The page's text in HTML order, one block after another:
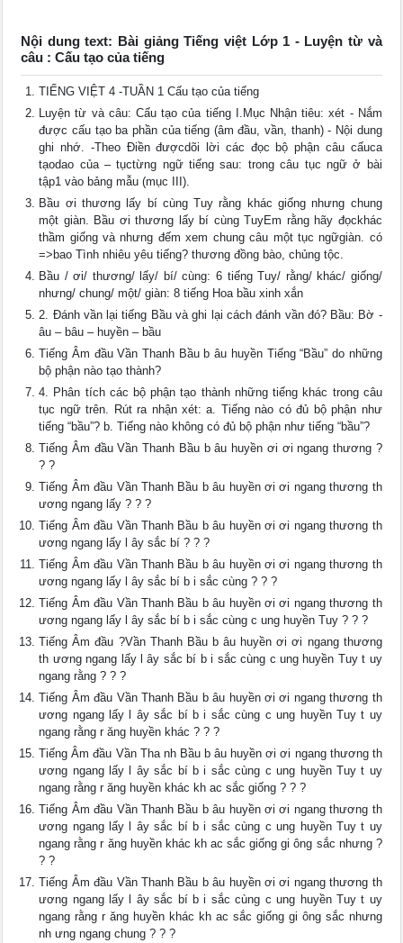
Nội dung text: Bài giảng Tiếng việt Lớp 1 - Luyện từ và
câu : Cấu tạo của tiếng
TIẾNG VIỆT 4 -TUẦN 1 Cấu tạo của tiếng
Luyện từ và câu: Cấu tạo của tiếng I.Mục Nhận tiêu: xét - Nắm
được cấu tạo ba phần của tiếng (âm đầu, vần, thanh) - Nội dung
ghi nhớ. -Theo Điền đượcdõi lời các đọc bộ phận câu cấuca
tạodao của – tụctừng ngữ tiếng sau: trong câu tục ngữ ở bài
tập1 vào bảng mẫu (mục III).
Bầu ơi thương lấy bí cùng Tuy rằng khác giống nhưng chung
một giàn. Bầu ơi thương lấy bí cùng TuyEm rằng hãy đọckhác
thầm giống và nhưng đếm xem chung câu một tục ngữgiàn. có
=>bao Tình nhiêu yêu tiếng? thương đồng bào, chủng tộc.
Bầu / ơi/ thương/ lấy/ bí/ cùng: 6 tiếng Tuy/ rằng/ khác/ giống/
nhưng/ chung/ một/ giàn: 8 tiếng Hoa bầu xinh xắn
2. Đánh vần lại tiếng Bầu và ghi lại cách đánh vần đó? Bầu: Bờ -
âu – bâu – huyền – bầu
Tiếng Âm đầu Vần Thanh Bầu b âu huyền Tiếng “Bầu” do những
bộ phận nào tạo thành?
4. Phân tích các bộ phận tạo thành những tiếng khác trong câu
tục ngữ trên. Rút ra nhận xét: a. Tiếng nào có đủ bộ phận như
tiếng “bầu”? b. Tiếng nào không có đủ bộ phận như tiếng “bầu”?
Tiếng Âm đầu Vần Thanh Bầu b âu huyền ơi ơi ngang thương ?
? ?
Tiếng Âm đầu Vần Thanh Bầu b âu huyền ơi ơi ngang thương th
ương ngang lấy ? ? ?
Tiếng Âm đầu Vần Thanh Bầu b âu huyền ơi ơi ngang thương th
ương ngang lấy l ây sắc bí ? ? ?
Tiếng Âm đầu Vần Thanh Bầu b âu huyền ơi ơi ngang thương th
ương ngang lấy l ây sắc bí b i sắc cùng ? ? ?
Tiếng Âm đầu Vần Thanh Bầu b âu huyền ơi ơi ngang thương th
ương ngang lấy l ây sắc bí b i sắc cùng c ung huyền Tuy ? ? ?
Tiếng Âm đầu ?Vần Thanh Bầu b âu huyền ơi ơi ngang thương
th ương ngang lấy l ây sắc bí b i sắc cùng c ung huyền Tuy t uy
ngang rằng ? ? ?
Tiếng Âm đầu Vần Thanh Bầu b âu huyền ơi ơi ngang thương th
ương ngang lấy l ây sắc bí b i sắc cùng c ung huyền Tuy t uy
ngang rằng r ăng huyền khác ? ? ?
Tiếng Âm đầu Vần Tha nh Bầu b âu huyền ơi ơi ngang thương th
ương ngang lấy l ây sắc bí b i sắc cùng c ung huyền Tuy t uy
ngang rằng r ăng huyền khác kh ac sắc giống ? ? ?
Tiếng Âm đầu Vần Thanh Bầu b âu huyền ơi ơi ngang thương th
ương ngang lấy l ây sắc bí b i sắc cùng c ung huyền Tuy t uy
ngang rằng r ăng huyền khác kh ac sắc giống gi ông sắc nhưng ?
? ?
Tiếng Âm đầu Vần Thanh Bầu b âu huyền ơi ơi ngang thương th
ương ngang lấy l ây sắc bí b i sắc cùng c ung huyền Tuy t uy
ngang rằng r ăng huyền khác kh ac sắc giống gi ông sắc nhưng
nh ưng ngang chung ? ? ?